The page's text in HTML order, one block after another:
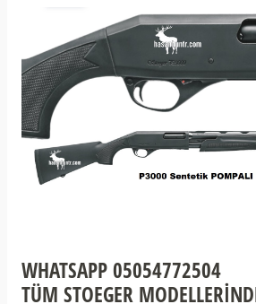
WHATSAPP 05054772504
TÜM STOEGER